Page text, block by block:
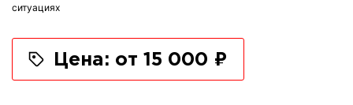
ситуациях
Цена: от 15 000 ₽